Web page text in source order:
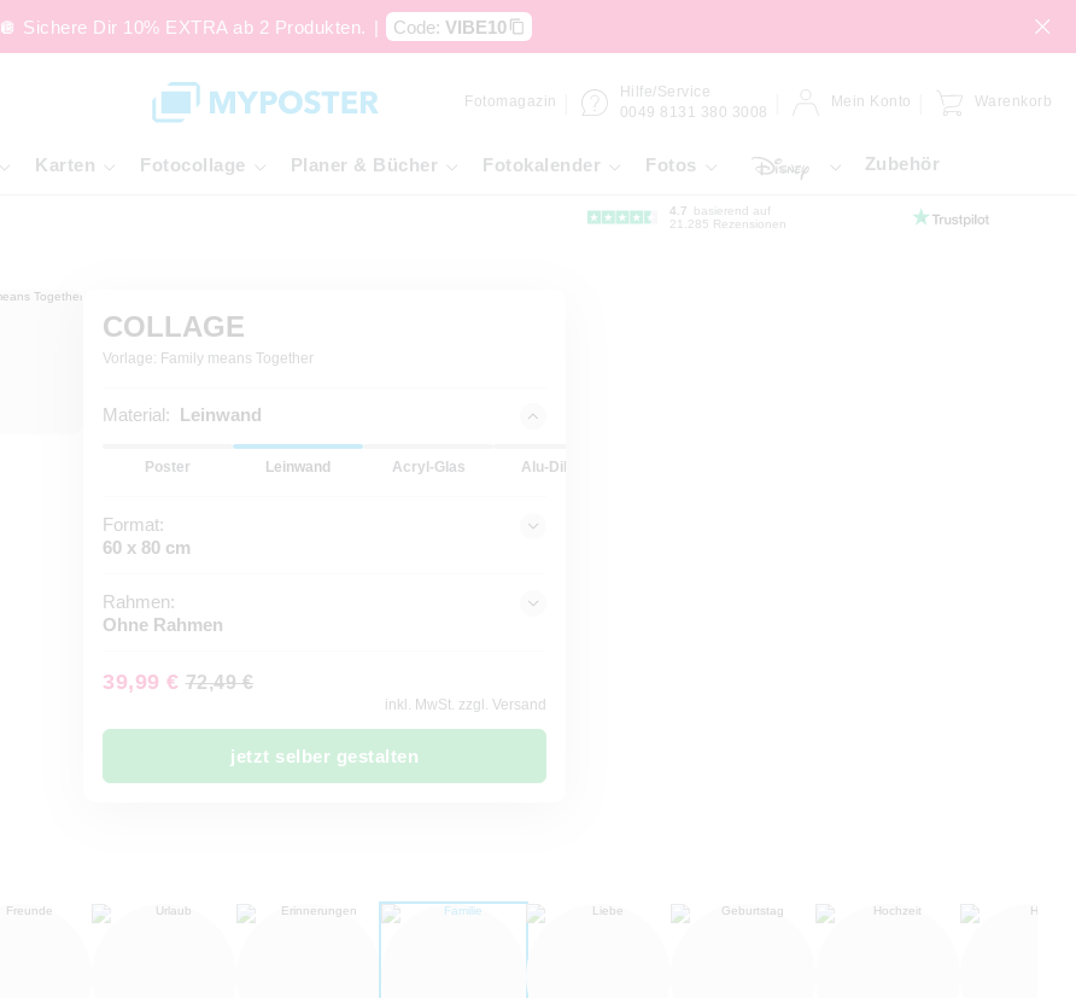
🪩 Sichere Dir 10% EXTRA ab 2 Produkten. | Code: VIBE10
Fotomagazin
Hilfe/Service
0049 8131 380 3008
Mein Konto Warenkorb
Karten Fotocollage Planer & Bücher Fotokalender Fotos Zubehör
4.7
basierend auf
21.285 Rezensionen
COLLAGE
Vorlage: Family means Together
Material: Leinwand
Poster Leinwand Acryl-Glas Alu-Dibond
Format:
60 x 80 cm
Rahmen:
Ohne Rahmen
39,99 € 72,49 €
inkl. MwSt. zzgl. Versand
jetzt selber gestalten